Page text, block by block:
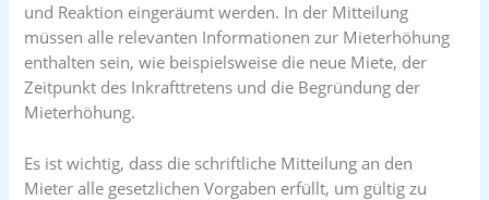
und Reaktion eingeräumt werden. In der Mitteilung
müssen alle relevanten Informationen zur Mieterhöhung
enthalten sein, wie beispielsweise die neue Miete, der
Zeitpunkt des Inkrafttretens und die Begründung der
Mieterhöhung.
Es ist wichtig, dass die schriftliche Mitteilung an den
Mieter alle gesetzlichen Vorgaben erfüllt, um gültig zu